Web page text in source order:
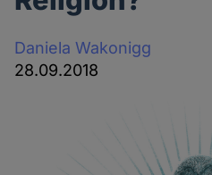
Daniela Wakonigg
28.09.2018